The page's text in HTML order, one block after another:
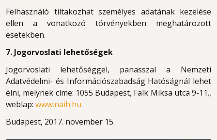
Felhasználó tiltakozhat személyes adatának kezelése
ellen a vonatkozó törvényekben meghatározott
esetekben.
7. Jogorvoslati lehetőségek
Jogorvoslati lehetőséggel, panasszal a Nemzeti
Adatvédelmi- és Információszabadság Hatóságnál lehet
élni, melynek címe: 1055 Budapest, Falk Miksa utca 9-11.,
weblap: www.naih.hu
Budapest, 2017. november 15.